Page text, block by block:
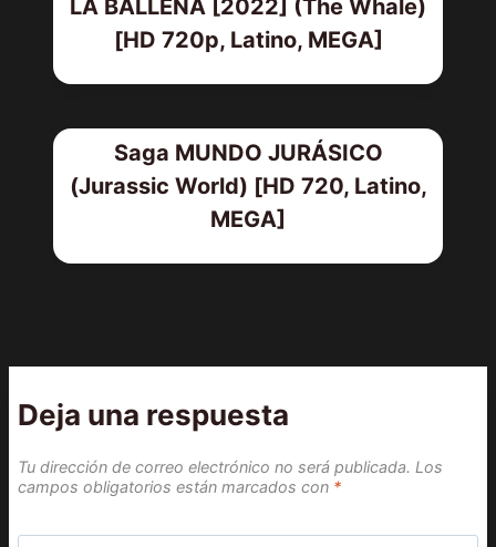
LA BALLENA [2022] (The Whale)
[HD 720p, Latino, MEGA]
Saga MUNDO JURÁSICO
(Jurassic World) [HD 720, Latino,
MEGA]
Deja una respuesta
Tu dirección de correo electrónico no será publicada. Los
campos obligatorios están marcados con *